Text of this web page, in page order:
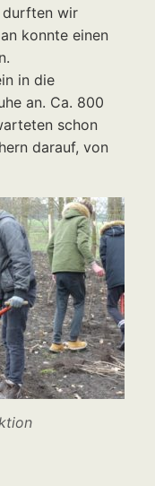
durften wir
konnte einen
in die
an. Ca. 800
schon
darauf, von